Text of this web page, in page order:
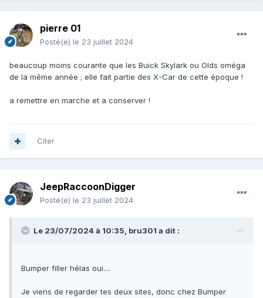
pierre 01
Posté(e) le 23 juillet 2024
beaucoup moins courante que les Buick Skylark ou Olds oméga
de la même année ; elle fait partie des X-Car de cette époque !
a remettre en marche et a conserver !
Citer
JeepRaccoonDigger
Posté(e) le 23 juillet 2024
Le 23/07/2024 à 10:35, bru301 a dit :
Bumper filler hélas oui....
Je viens de regarder tes deux sites, donc chez Bumper